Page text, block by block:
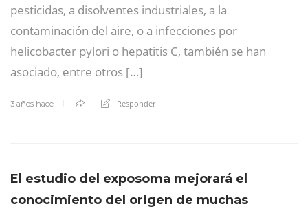
pesticidas, a disolventes industriales, a la
contaminación del aire, o a infecciones por
helicobacter pylori o hepatitis C, también se han
asociado, entre otros […]
3 años hace Responder
El estudio del exposoma mejorará el
conocimiento del origen de muchas